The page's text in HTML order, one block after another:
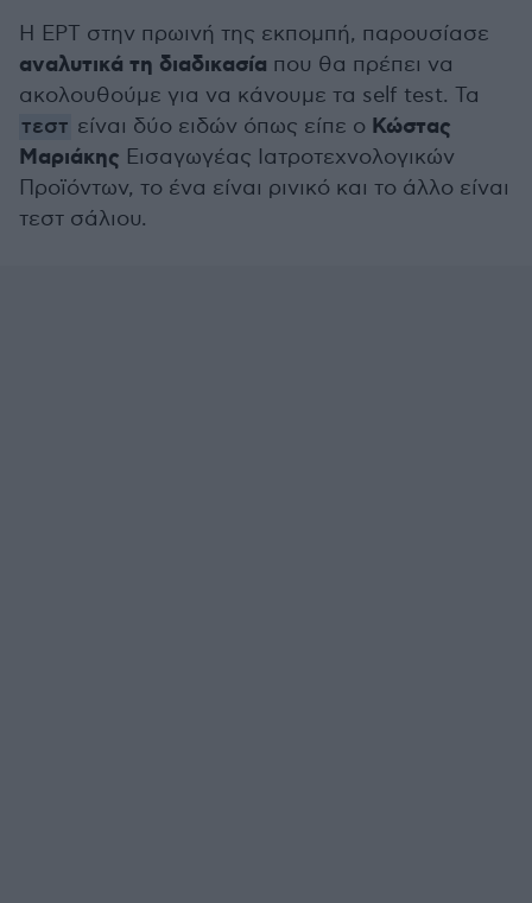
Η ΕΡΤ στην πρωινή της εκπομπή, παρουσίασε
αναλυτικά τη διαδικασία που θα πρέπει να
ακολουθούμε για να κάνουμε τα self test. Τα
τεστ είναι δύο ειδών όπως είπε ο Κώστας
Μαριάκης Εισαγωγέας Ιατροτεχνολογικών
Προϊόντων, το ένα είναι ρινικό και το άλλο είναι
τεστ σάλιου.